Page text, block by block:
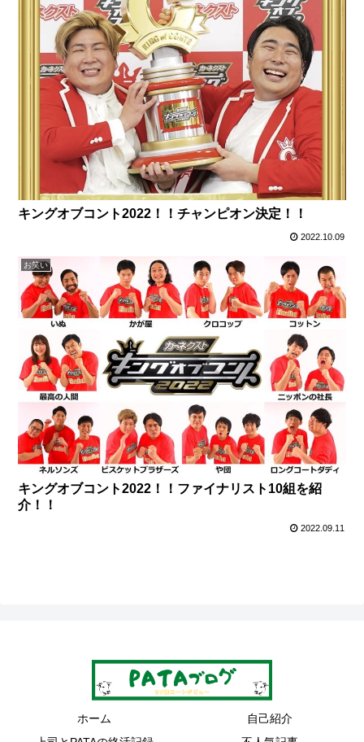
キングオブコント2022！！チャンピオン決定！！
2022.10.09
お笑い
キングオブコント2022！！ファイナリスト10組を紹
介！！
2022.09.11
ホーム
自己紹介